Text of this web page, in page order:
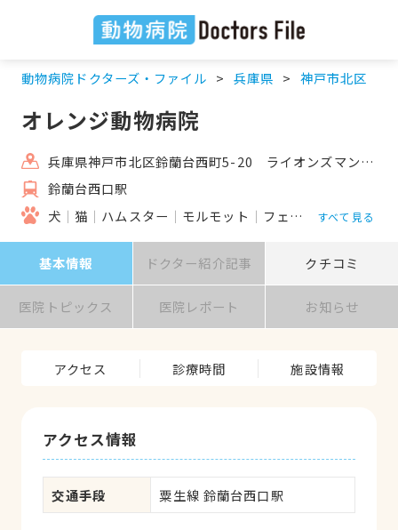
動物病院ドクターズ・ファイル 兵庫県 神戸市北区
オレンジ動物病院
兵庫県神戸市北区鈴蘭台西町5-20 ライオンズマンション鈴蘭台参番館105
鈴蘭台西口駅
犬
猫 ハムスター モルモット フェレット うさぎ
すべて見る
基本情報 ドクター紹介記事 クチコミ
医院トピックス 医院レポート お知らせ
アクセス 診療時間 施設情報
アクセス情報
交通手段 粟生線 鈴蘭台西口駅